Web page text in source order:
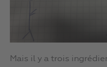
Mais il y a trois